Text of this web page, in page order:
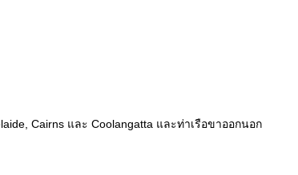
Cairns และ Coolangatta และท่าเรือขาออกนอก